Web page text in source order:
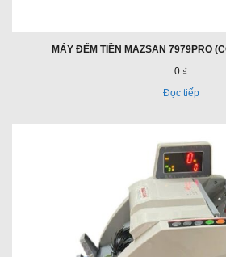
MÁY ĐẾM TIỀN MAZSAN 7979PRO
0 ₫
Đọc tiếp